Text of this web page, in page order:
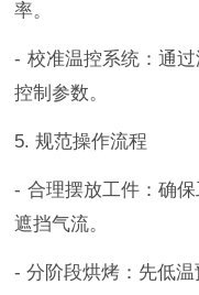
率。
- 校准温控系统：通
控制参数。
5. 规范操作流程
- 合理摆放工件：确
遮挡气流。
- 分阶段烘烤：先低温